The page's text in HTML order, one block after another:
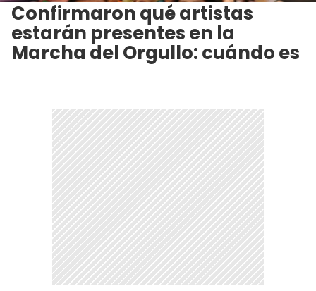
Confirmaron qué artistas
estarán presentes en la
Marcha del Orgullo: cuándo es